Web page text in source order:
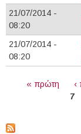
21/07/2014 -
08:20
21/07/2014 -
08:20
« πρώτη ‹
7